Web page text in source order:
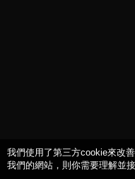
我們使用了第三方cookie來改
我們的網站，則你需要理解並